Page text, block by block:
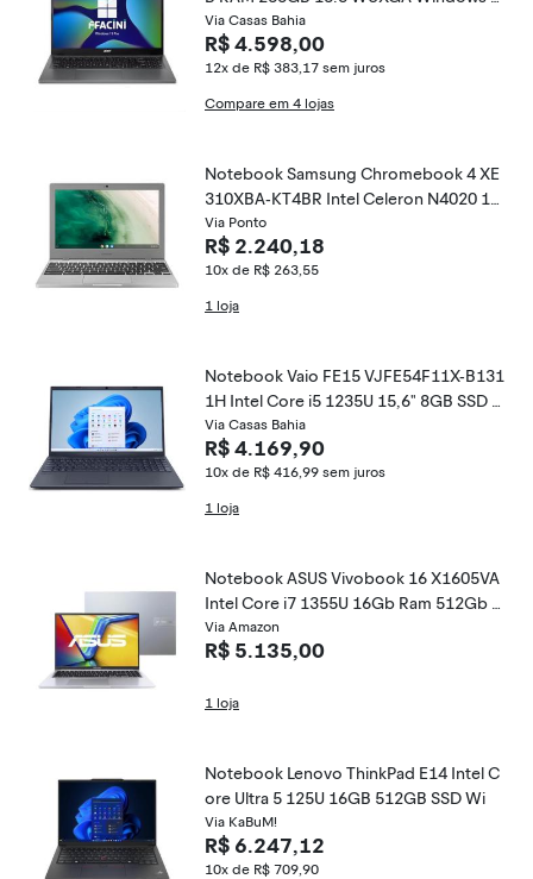
1 Pro
Via Casas Bahia
R$ 4.598,00
12x de R$ 383,17 sem juros
Compare em 4 lojas
Notebook Samsung Chromebook 4 XE
310XBA-KT4BR Intel Celeron N4020 11,
6" 4GB eMMC 64 GB Chrome OS
Via Ponto
R$ 2.240,18
10x de R$ 263,55
1 loja
Notebook Vaio FE15 VJFE54F11X-B131
1H Intel Core i5 1235U 15,6" 8GB SSD 5
12 GB Windows 11
Via Casas Bahia
R$ 4.169,90
10x de R$ 416,99 sem juros
1 loja
Notebook ASUS Vivobook 16 X1605VA
Intel Core i7 1355U 16Gb Ram 512Gb S
SD Windows 11 Home Tela 16” IPS FHD
Silver - MB763W
Via Amazon
R$ 5.135,00
1 loja
Notebook Lenovo ThinkPad E14 Intel C
ore Ultra 5 125U 16GB 512GB SSD Wi
Via KaBuM!
R$ 6.247,12
10x de R$ 709,90